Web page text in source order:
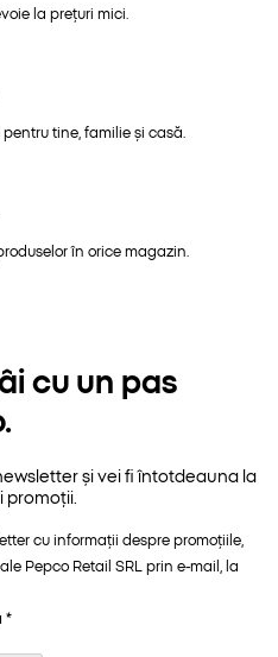
la prețuri mici.
tine, familie și casă.
în orice magazin.
cu un pas
și vei fi întotdeauna la
promoții.
cu informații despre promoțiile,
Pepco Retail SRL prin e-mail, la
*